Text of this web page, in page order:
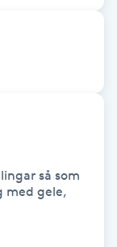
så som
med gele,